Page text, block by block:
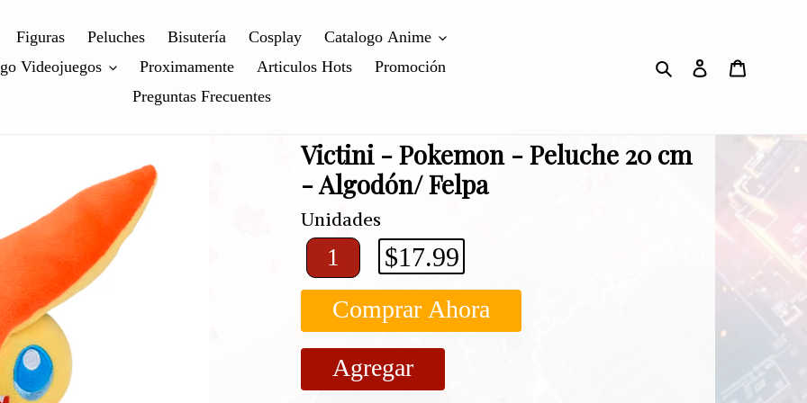
Figuras Peluches Bisutería Cosplay
Catalogo Anime
Videojuegos
Proximamente Articulos Hots
Promoción
Preguntas Frecuentes
Buscar Ingresar
Victini - Pokemon - Peluche 20 cm
- Algodón/ Felpa
Unidades
$17.99
Comprar Ahora
Agregar